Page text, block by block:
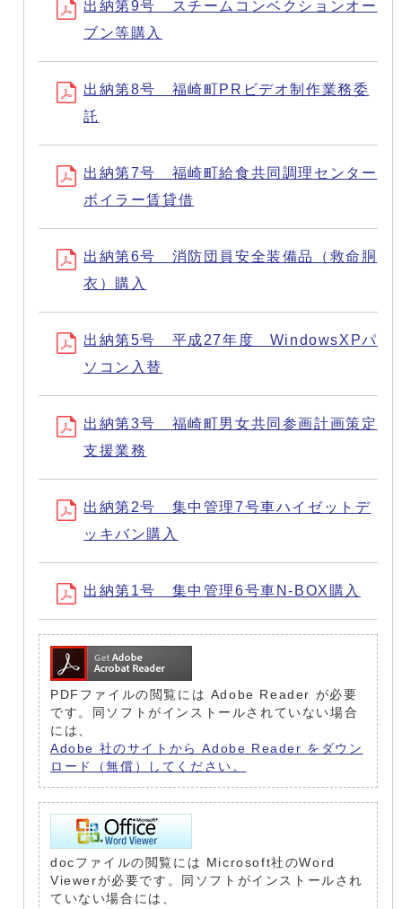
出納第9号 スチームコンベクションオー
ブン等購入
出納第8号 福崎町PRビデオ制作業務委
託
出納第7号 福崎町給食共同調理センター
ボイラー賃貸借
出納第6号 消防団員安全装備品（救命胴
衣）購入
出納第5号 平成27年度 WindowsXPパ
ソコン入替
出納第3号 福崎町男女共同参画計画策定
支援業務
出納第2号 集中管理7号車ハイゼットデ
ッキバン購入
出納第1号 集中管理6号車N-BOX購入
PDFファイルの閲覧には Adobe Reader が必要
です。同ソフトがインストールされていない場合
には、
Adobe 社のサイトから Adobe Reader をダウン
ロード（無償）してください。
docファイルの閲覧には Microsoft社のWord
Viewerが必要です。同ソフトがインストールされ
ていない場合には、